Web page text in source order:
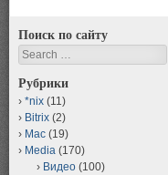
Поиск по сайту
Search
Рубрики
*nix (11)
Bitrix (2)
Mac (19)
Media (170)
Видео (100)